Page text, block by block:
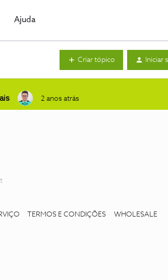
Ajuda
Criar tópico Iniciar
2 anos atrás
TERMOS E CONDIÇÕES WHOLESALE